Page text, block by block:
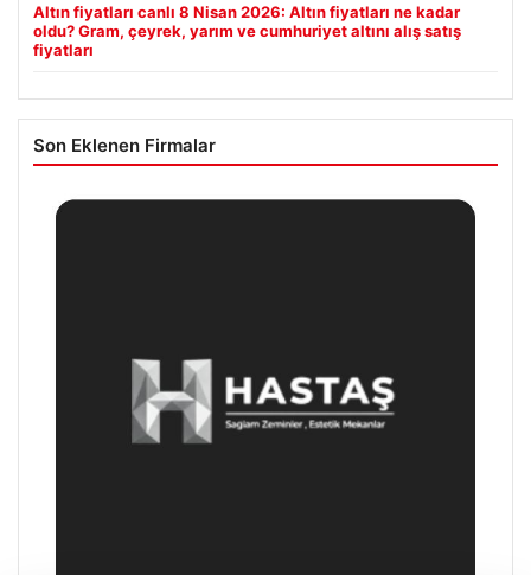
Altın fiyatları canlı 8 Nisan 2026: Altın fiyatları ne kadar
oldu? Gram, çeyrek, yarım ve cumhuriyet altını alış satış
fiyatları
Son Eklenen Firmalar